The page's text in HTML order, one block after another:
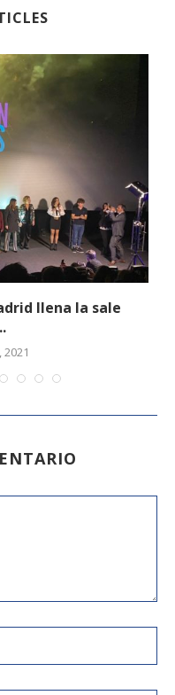
llena la sale